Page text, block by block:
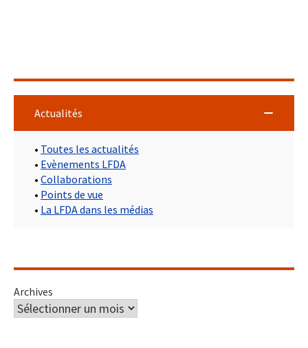
Actualités
• Toutes les actualités
• Evènements LFDA
• Collaborations
• Points de vue
• La LFDA dans les médias
Archives